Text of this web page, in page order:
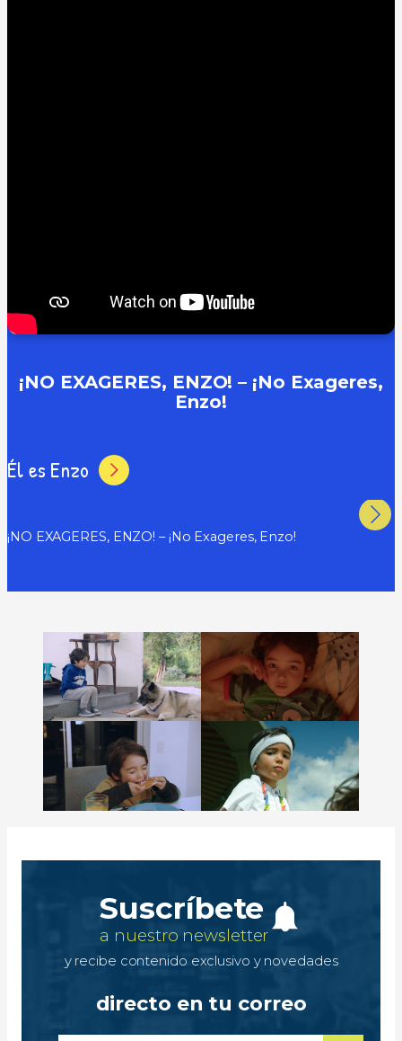
¡NO EXAGERES, ENZO! – ¡No Exageres,
Enzo!
Él es Enzo
¡NO EXAGERES, ENZO! – ¡No Exageres, Enzo!
Suscríbete
a nuestro newsletter
y recibe contenido exclusivo y novedades
directo en tu correo